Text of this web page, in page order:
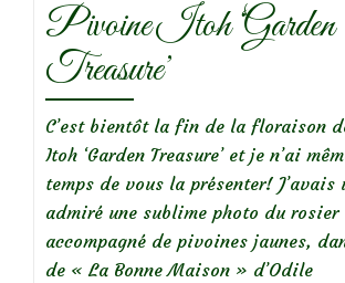
Pivoine Itoh ‘Garden
Treasure’
C’est bientôt la fin de la floraison
Itoh ‘Garden Treasure’ et je n’ai
temps de vous la présenter! J’avais
admiré une sublime photo du rosier
accompagné de pivoines jaunes,
de « La Bonne Maison » d’Odile